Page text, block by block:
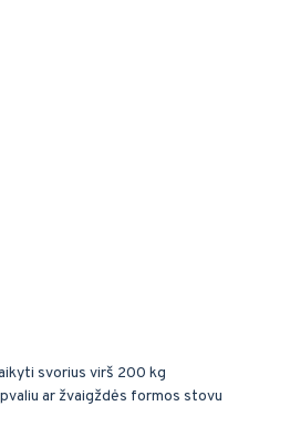
svorius virš 200 kg
ar žvaigždės formos stovu